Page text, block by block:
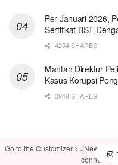
Per Januari 2026,
Sertifikat BST
4254 SHARES
Mantan Direktur
Kasus Korupsi
3949 SHARES
Go to the Customizer > JNews :
connect